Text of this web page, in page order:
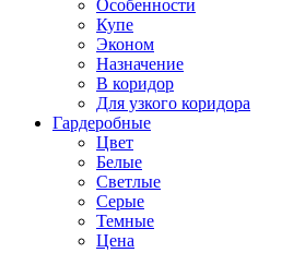
Особенности
Купе
Эконом
Назначение
В коридор
Для узкого коридора
Гардеробные
Цвет
Белые
Светлые
Серые
Темные
Цена